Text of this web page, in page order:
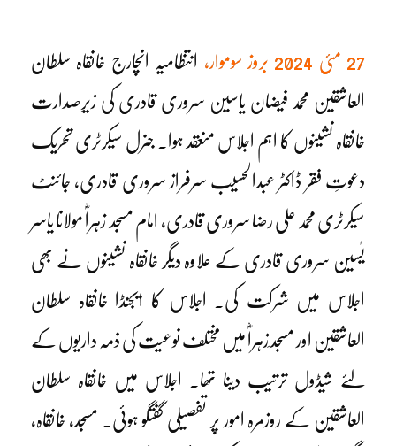
27 مئی 2024 بروز سوموار، انتظامیہ انچارج خانقاہ سلطان
العاشقین محمد فیضان یاسین سروری قادری کی زیرِصدارت
خانقاہ نشینوں کا اہم اجلاس منعقد ہوا۔ جنرل سیکرٹری تحریک
دعوتِ فقر ڈاکٹر عبدالحسیب سرفراز سروری قادری، جائنٹ
سیکرٹری محمد علی رضا سروری قادری، امام مسجد زہراؓ مولانا یاسر
یٰسین سروری قادری کے علاوہ دیگر خانقاہ نشینوں نے بھی
اجلاس میں شرکت کی۔ اجلاس کا ایجنڈا خانقاہ سلطان
العاشقین اور مسجد ِزہراؓ میں مختلف نوعیت کی ذمہ داریوں کے
لئے شیڈول ترتیب دینا تھا۔ اجلاس میں خانقاہ سلطان
العاشقین کے روزمرہ امور پر تفصیلی گفتگو ہوئی۔ مسجد، خانقاہ،